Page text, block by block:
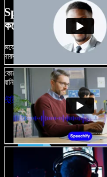
Speechify Studio দিয়ে
কয়েকটা উদাহরণ দেখুন
ভয়েসওভার, রয়্যালটি-ফ্রি ছবি,
দারুণ মনে রাখার মতো অডিও-ভিডিও
কোনো শেখার ঝামেলা নেই, শুধু
বানিয়ে ফেলুন।
স্টুডিও চালু করুন